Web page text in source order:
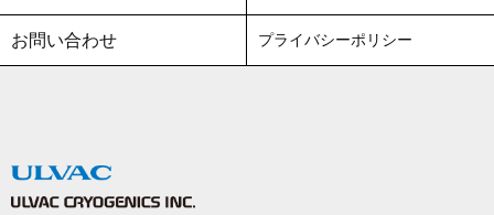
お問い合わせ プライバシーポリシー